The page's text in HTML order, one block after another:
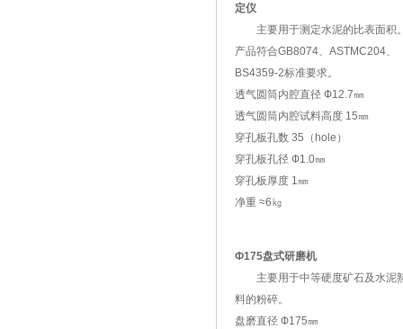
定仪
主要用于测定水泥的比表面积
产品符合GB8074、ASTMC204、
BS4359-2标准要求。
透气圆筒内腔直径 Ф12.7㎜
透气圆筒内腔试料高度 15㎜
穿孔板孔数 35（hole）
穿孔板孔径 Ф1.0㎜
穿孔板厚度 1㎜
净重 ≈6㎏
Ф175盘式研磨机
主要用于中等硬度矿石及水泥
料的粉碎。
盘磨直径 Ф175㎜